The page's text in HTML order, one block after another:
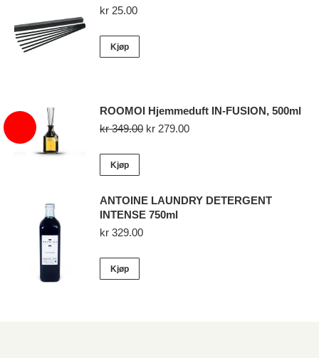
kr 25.00
Kjøp
ROOMOI Hjemmeduft IN-FUSION, 500ml
kr349.00 Opprinnelig
kr 279.00Nåværende
Kjøp
ANTOINE LAUNDRY DETERGENT
INTENSE 750ml
kr 329.00
Kjøp